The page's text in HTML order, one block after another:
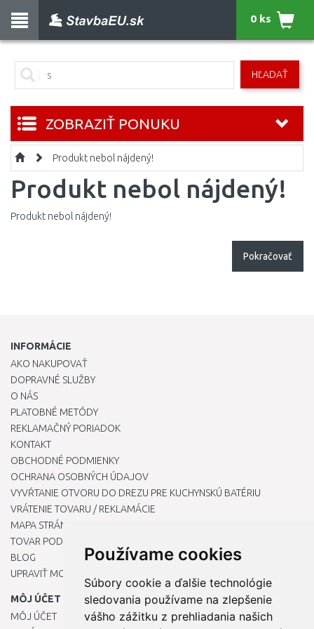
Používame cookies
Súbory cookie a ďalšie technológie
sledovania používame na zlepšenie
vášho zážitku z prehliadania našich
HĽADAŤ
0 ks
ZOBRAZIŤ PONUKU
Produkt nebol nájdený!
Produkt nebol nájdený!
Produkt nebol nájdený!
Pokračovať
INFORMÁCIE
AKO NAKUPOVAŤ
DOPRAVNÉ SLUŽBY
O NÁS
PLATOBNÉ METÓDY
REKLAMAČNÝ PORIADOK
KONTAKT
OBCHODNÉ PODMIENKY
OCHRANA OSOBNÝCH ÚDAJOV
VYVŔTANIE OTVORU DO DREZU PRE KUCHYNSKÚ BATÉRIU
VRÁTENIE TOVARU / REKLAMÁCIE
MAPA STRÁNOK
TOVAR PODĽA ZNAČIEK
BLOG
UPRAVIŤ MOJE PREDVOĽBY COOKIES
MÔJ ÚČET
MÔJ ÚČET